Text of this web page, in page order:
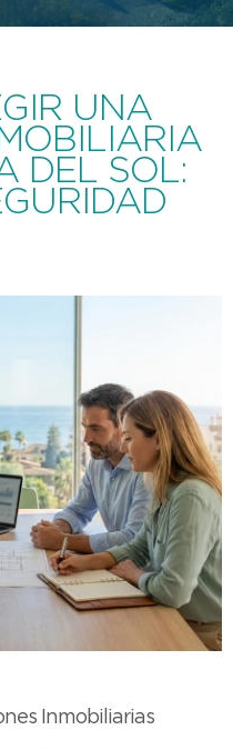
UNA
DEL SOL:
Inmobiliarias